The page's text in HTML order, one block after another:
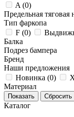
A (0)
Предельная тяговая
Тип фаркопа
F (0)
Балка
Подрез бампера
Бренд
Наши предложения
Новинка (0)
Материал
Каталог